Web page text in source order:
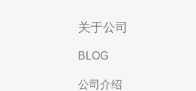
关于公司
BLOG
公司介绍